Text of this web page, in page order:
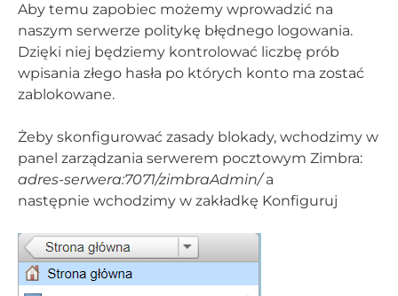
Aby temu zapobiec możemy wprowadzić na
naszym serwerze politykę błędnego logowania.
Dzięki niej będziemy kontrolować liczbę prób
wpisania złego hasła po których konto ma zostać
zablokowane.
Żeby skonfigurować zasady blokady, wchodzimy w
panel zarządzania serwerem pocztowym Zimbra:
adres-serwera:7071/zimbraAdmin/a
następnie wchodzimy w zakładkę Konfiguruj